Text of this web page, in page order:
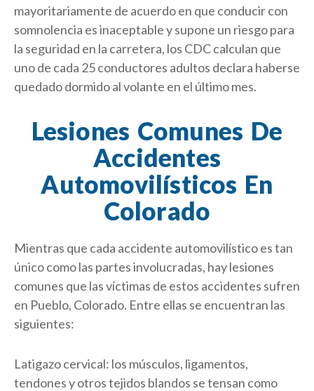
mayoritariamente de acuerdo en que conducir con
somnolencia es inaceptable y supone un riesgo para
la seguridad en la carretera, los CDC calculan que
uno de cada 25 conductores adultos declara haberse
quedado dormido al volante en el último mes.
Lesiones Comunes De
Accidentes
Automovilísticos En
Colorado
Mientras que cada accidente automovilístico es tan
único como las partes involucradas, hay lesiones
comunes que las víctimas de estos accidentes sufren
en Pueblo, Colorado. Entre ellas se encuentran las
siguientes:
Latigazo cervical: los músculos, ligamentos,
tendones y otros tejidos blandos se tensan como